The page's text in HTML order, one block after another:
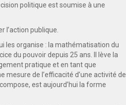
politique est soumise à une
l’action publique.
les organise : la mathématisation du
du pouvoir depuis 25 ans. Il lève la
pratique et en tant que
mesure de l’efficacité d’une activité de
est aujourd’hui la forme